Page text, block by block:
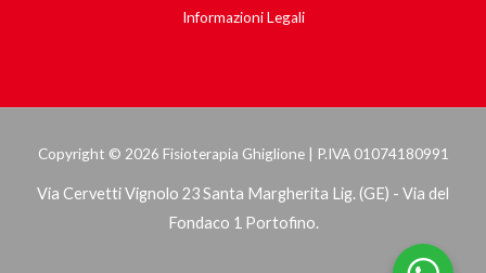
Informazioni Legali
Copyright © 2026 Fisioterapia Ghiglione | P.IVA 01074180991
Via Cervetti Vignolo 23 Santa Margherita Lig. (GE) - Via del
Fondaco 1 Portofino.